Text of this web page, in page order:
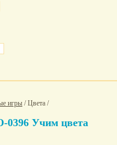
игры / Цвета /
Учим цвета